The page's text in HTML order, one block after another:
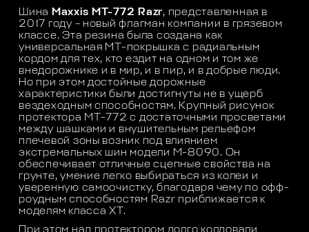
Шина Maxxis MТ-772 Razr, представленная в
2017 году – новый флагман компании в грязевом
классе. Эта резина была создана как
универсальная МТ-покрышка с радиальным
кордом для тех, кто ездит на одном и том же
внедорожнике и в мир, и в пир, и в добрые люди.
Но при этом достойные дорожные
характеристики были достигнуты не в ущерб
вездеходным способностям. Крупный рисунок
протектора MТ-772 с достаточными просветами
между шашками и внушительным рельефом
плечевой зоны возник под влиянием
экстремальных шин модели М-8090. Он
обеспечивает отличные сцепные свойства на
грунте, умение легко выбираться из колеи и
уверенную самоочистку, благодаря чему по офф-
роудным способностям Razr приближается к
моделям класса ХТ.
При этом над протектором долго колдовали